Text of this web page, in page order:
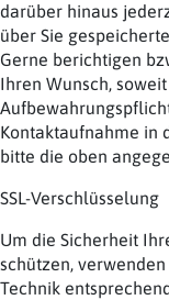
darüber hinaus
über Sie
Gerne berichtigen
Ihren Wunsch,
Kontaktaufnahme in
bitte die oben
SSL-Verschlüsselung
Um die Sicherheit
schützen,
Technik